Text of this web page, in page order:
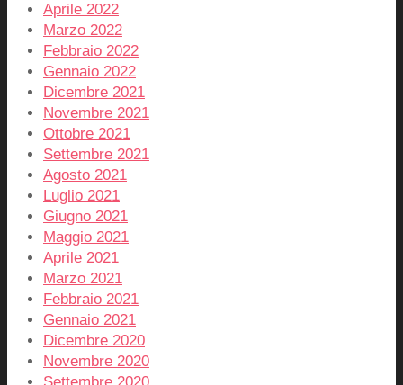
Aprile 2022
Marzo 2022
Febbraio 2022
Gennaio 2022
Dicembre 2021
Novembre 2021
Ottobre 2021
Settembre 2021
Agosto 2021
Luglio 2021
Giugno 2021
Maggio 2021
Aprile 2021
Marzo 2021
Febbraio 2021
Gennaio 2021
Dicembre 2020
Novembre 2020
Settembre 2020